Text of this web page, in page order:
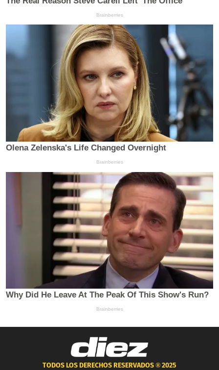
TODOS LOS DERECHOS RESERVADOS ®2025